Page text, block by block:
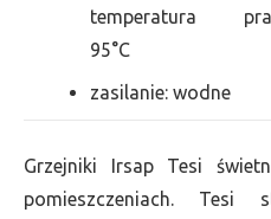
temperatura
95°C
zasilanie: wodne
Grzejniki Irsap Tesi
pomieszczeniach. Tesi